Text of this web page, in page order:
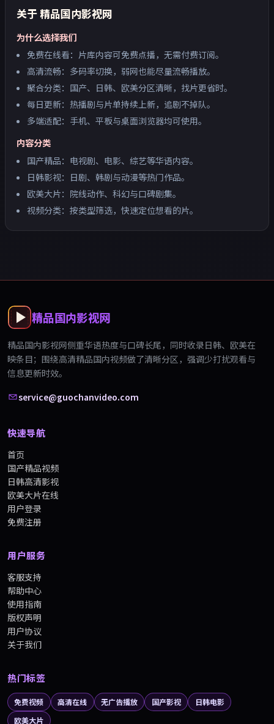
关于精品国内影视网
为什么选择我们
免费在线看：片库内容可免费点播，无需付费订阅。
高清流畅：多码率切换，弱网也能尽量流畅播放。
聚合分类：国产、日韩、欧美分区清晰，找片更省时。
每日更新：热播剧与片单持续上新，追剧不掉队。
多端适配：手机、平板与桌面浏览器均可使用。
内容分类
国产精品：电视剧、电影、综艺等华语内容。
日韩影视：日剧、韩剧与动漫等热门作品。
欧美大片：院线动作、科幻与口碑剧集。
视频分类：按类型筛选，快速定位想看的片。
精品国内影视网
精品国内影视网侧重华语热度与口碑长尾，同时收录日韩、欧美在
映条目；围绕高清精品国内视频做了清晰分区，强调少打扰观看与
信息更新时效。
service@guochanvideo.com
快速导航
首页
国产精品视频
日韩高清影视
欧美大片在线
用户登录
免费注册
用户服务
客服支持
帮助中心
使用指南
版权声明
用户协议
关于我们
热门标签
免费视频 高清在线 无广告播放 国产影视
日韩电影
欧美大片